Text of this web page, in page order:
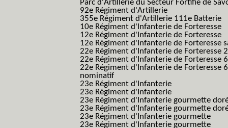
Parc d'Artillerie du Secteur Fortifié de
92e Régiment d'Artillerie
355e Régiment d'Artillerie 111e Batterie
10e Régiment d'Infanterie de Forteresse
12e Régiment d'Infanterie de Forteresse
12e Régiment d'Infanterie de Forteresse
22e Régiment d'Infanterie de Forteresse
22e Régiment d'Infanterie de Forteresse
22e Régiment d'Infanterie de Forteresse
nominatif
23e Régiment d'Infanterie
23e Régiment d'Infanterie
23e Régiment d'Infanterie gourmette
23e Régiment d'Infanterie gourmette
23e Régiment d'Infanterie gourmette
23e Régiment d'Infanterie gourmette